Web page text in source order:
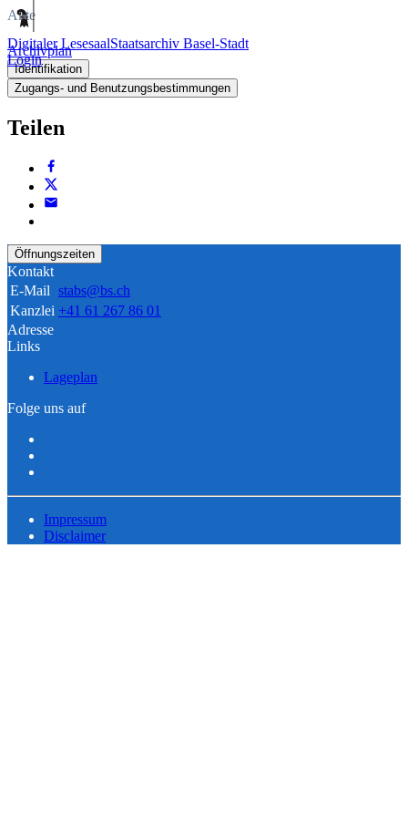
Digitaler LesesaalStaatsarchiv Basel-Stadt
Login
Akte
Archivplan
Identifikation
Zugangs- und Benutzungsbestimmungen
Teilen
Öffnungszeiten
Kontakt
E-Mail stabs@bs.ch
Kanzlei +41 61 267 86 01
Adresse
Links
Lageplan
Folge uns auf
Impressum
Disclaimer